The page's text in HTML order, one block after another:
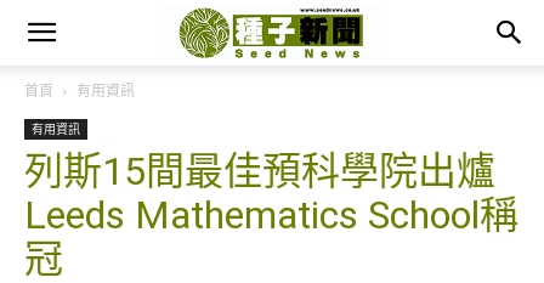
首頁 有用資訊
有用資訊
列斯15間最佳預科學院出爐
Leeds Mathematics School稱
冠